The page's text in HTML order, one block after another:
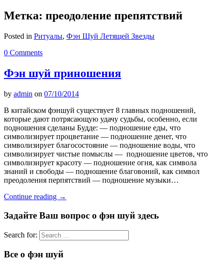
Метка: преодоление препятствий
Posted in Ритуалы, Фэн Шуй Летящей Звезды
0 Comments
Фэн шуй приношения
by admin on 07/10/2014
В китайском фэншуй существует 8 главных подношений,
которые дают потрясающую удачу судьбы, особенно, если
подношения сделаны Будде: — подношение еды, что
символизирует процветание — подношение денег, что
символизирует благосостояние — подношение воды, что
символизирует чистые помыслы — подношение цветов, что
символизирует красоту — подношение огня, как символа
знаний и свободы — подношение благовоний, как символ
преодоления перпятствий — подношение музыки…
Continue reading →
Задайте Ваш вопрос о фэн шуй здесь
Search for:
Все о фэн шуй